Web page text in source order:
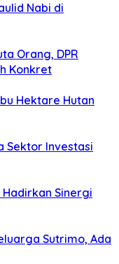
Nabi di
Orang, DPR
Konkret
Hektare Hutan
Sektor Investasi
Sinergi
Sutrimo, Ada